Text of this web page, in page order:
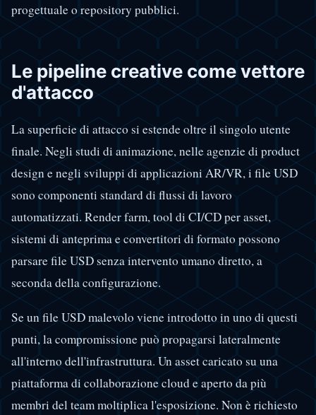
progettuale o repository pubblici.
Le pipeline creative come vettore
d'attacco
La superficie di attacco si estende oltre il singolo utente
finale. Negli studi di animazione, nelle agenzie di product
design e negli sviluppi di applicazioni AR/VR, i file USD
sono componenti standard di flussi di lavoro
automatizzati. Render farm, tool di CI/CD per asset,
sistemi di anteprima e convertitori di formato possono
parsare file USD senza intervento umano diretto, a
seconda della configurazione.
Se un file USD malevolo viene introdotto in uno di questi
punti, la compromissione può propagarsi lateralmente
all'interno dell'infrastruttura. Un asset caricato su una
piattaforma di collaborazione cloud e aperto da più
membri del team moltiplica l'esposizione. Non è richiesto